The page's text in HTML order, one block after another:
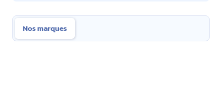
Nos marques